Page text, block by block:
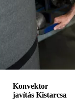
Konvektor
javítás Kistarcsa